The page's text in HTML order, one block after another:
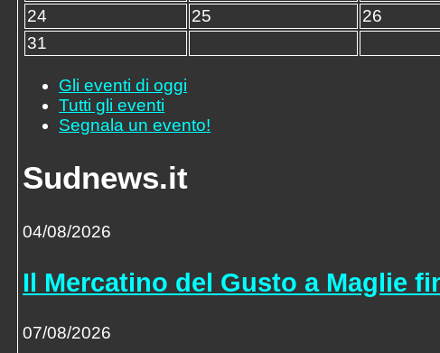
24
25 26
31
Gli eventi di oggi
Tutti gli eventi
Segnala un evento!
Sudnews.it
04/08/2026
Il Mercatino del Gusto a Maglie
07/08/2026